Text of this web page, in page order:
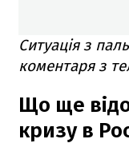
Ситуація з
коментаря з
Що ще
кризу в